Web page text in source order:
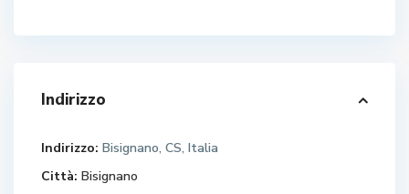
Indirizzo
Indirizzo: Bisignano, CS, Italia
Città: Bisignano